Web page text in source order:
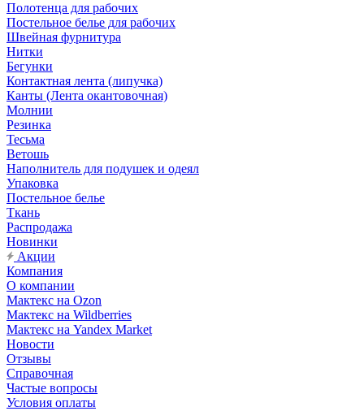
Полотенца для рабочих
Постельное белье для рабочих
Швейная фурнитура
Нитки
Бегунки
Контактная лента (липучка)
Канты (Лента окантовочная)
Молнии
Резинка
Тесьма
Ветошь
Наполнитель для подушек и одеял
Упаковка
Постельное белье
Ткань
Распродажа
Новинки
Акции
Компания
О компании
Мактекс на Ozon
Мактекс на Wildberries
Мактекс на Yandex Market
Новости
Отзывы
Справочная
Частые вопросы
Условия оплаты